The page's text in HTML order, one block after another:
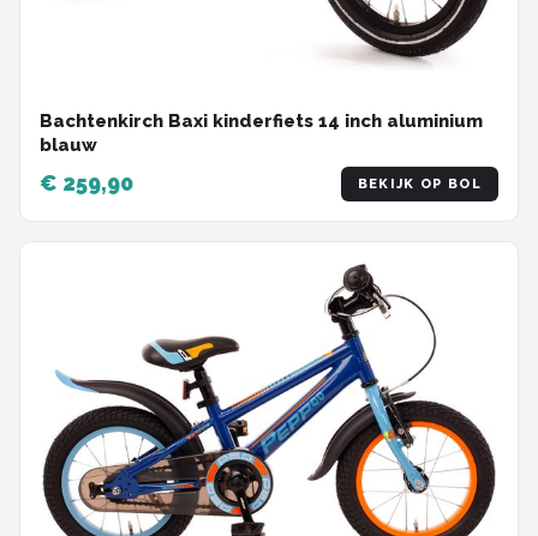
Bachtenkirch Baxi kinderfiets 14 inch aluminium
blauw
€ 259,90 BEKIJK OP BOL